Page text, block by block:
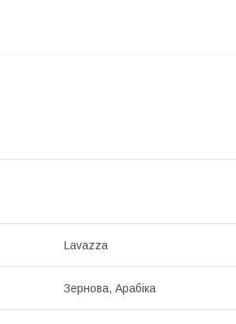
Lavazza
Зернова, Арабіка